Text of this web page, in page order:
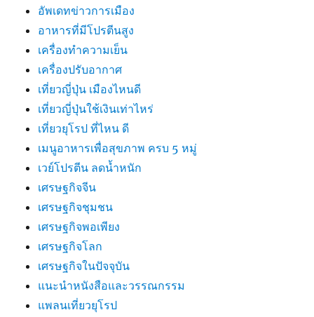
อัพเดทข่าวการเมือง
อาหารที่มีโปรตีนสูง
เครื่องทำความเย็น
เครื่องปรับอากาศ
เที่ยวญี่ปุ่น เมืองไหนดี
เที่ยวญี่ปุ่นใช้เงินเท่าไหร่
เที่ยวยุโรป ที่ไหน ดี
เมนูอาหารเพื่อสุขภาพ ครบ 5 หมู่
เวย์โปรตีน ลดน้ำหนัก
เศรษฐกิจจีน
เศรษฐกิจชุมชน
เศรษฐกิจพอเพียง
เศรษฐกิจโลก
เศรษฐกิจในปัจจุบัน
แนะนำหนังสือและวรรณกรรม
แพลนเที่ยวยุโรป